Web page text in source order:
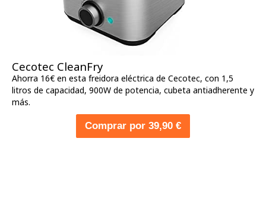
Cecotec CleanFry
Ahorra 16€ en esta freidora eléctrica de Cecotec, con 1,5
litros de capacidad, 900W de potencia, cubeta antiadherente y
más.
Comprar por 39,90 €